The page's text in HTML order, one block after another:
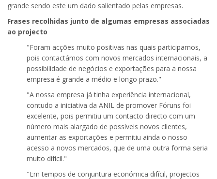
grande sendo este um dado salientado pelas empresas.
Frases recolhidas junto de algumas empresas associadas
ao projecto
"Foram acções muito positivas nas quais participamos,
pois contactámos com novos mercados internacionais, a
possibilidade de negócios e exportações para a nossa
empresa é grande a médio e longo prazo."
"A nossa empresa já tinha experiência internacional,
contudo a iniciativa da ANIL de promover Fóruns foi
excelente, pois permitiu um contacto directo com um
número mais alargado de possíveis novos clientes,
aumentar as exportações e permitiu ainda o nosso
acesso a novos mercados, que de uma outra forma seria
muito difícil."
"Em tempos de conjuntura económica difícil, projectos